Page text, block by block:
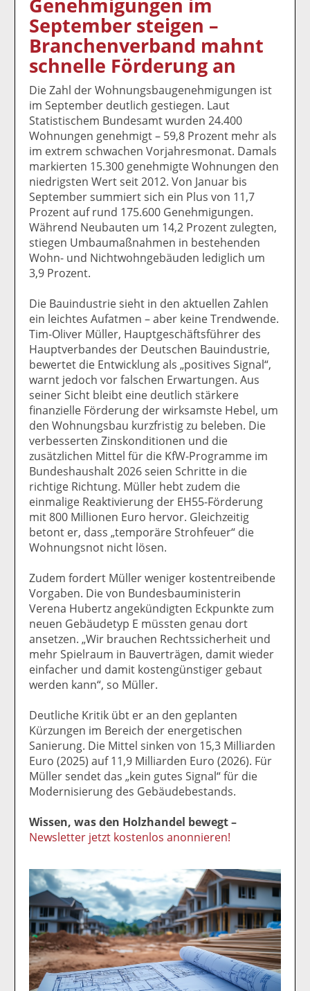
el
uf
F
ac
e
b
o
o
k
te
il
e
n
wi
tt
n
uf
k
e
di
n
te
il
e
n
p
er
m
ai
er
se
n
d
n
e
n
September steigen –
Branchenverband mahnt
schnelle Förderung an
Die Zahl der Wohnungsbaugenehmigungen ist
im September deutlich gestiegen. Laut
Statistischem Bundesamt wurden 24.400
Wohnungen genehmigt – 59,8 Prozent mehr als
im extrem schwachen Vorjahresmonat. Damals
markierten 15.300 genehmigte Wohnungen den
niedrigsten Wert seit 2012. Von Januar bis
September summiert sich ein Plus von 11,7
Prozent auf rund 175.600 Genehmigungen.
Während Neubauten um 14,2 Prozent zulegten,
stiegen Umbaumaßnahmen in bestehenden
Wohn- und Nichtwohngebäuden lediglich um
3,9 Prozent.
Die Bauindustrie sieht in den aktuellen Zahlen
ein leichtes Aufatmen – aber keine Trendwende.
Tim-Oliver Müller, Hauptgeschäftsführer des
Hauptverbandes der Deutschen Bauindustrie,
bewertet die Entwicklung als „positives Signal“,
warnt jedoch vor falschen Erwartungen. Aus
seiner Sicht bleibt eine deutlich stärkere
finanzielle Förderung der wirksamste Hebel, um
den Wohnungsbau kurzfristig zu beleben. Die
verbesserten Zinskonditionen und die
zusätzlichen Mittel für die KfW-Programme im
Bundeshaushalt 2026 seien Schritte in die
richtige Richtung. Müller hebt zudem die
einmalige Reaktivierung der EH55-Förderung
mit 800 Millionen Euro hervor. Gleichzeitig
betont er, dass „temporäre Strohfeuer“ die
Wohnungsnot nicht lösen.
Zudem fordert Müller weniger kostentreibende
Vorgaben. Die von Bundesbauministerin
Verena Hubertz angekündigten Eckpunkte zum
neuen Gebäudetyp E müssten genau dort
ansetzen. „Wir brauchen Rechtssicherheit und
mehr Spielraum in Bauverträgen, damit wieder
einfacher und damit kostengünstiger gebaut
werden kann“, so Müller.
Deutliche Kritik übt er an den geplanten
Kürzungen im Bereich der energetischen
Sanierung. Die Mittel sinken von 15,3 Milliarden
Euro (2025) auf 11,9 Milliarden Euro (2026). Für
Müller sendet das „kein gutes Signal“ für die
Modernisierung des Gebäudebestands.
Wissen, was den Holzhandel bewegt –
Newsletter jetzt kostenlos anonnieren!